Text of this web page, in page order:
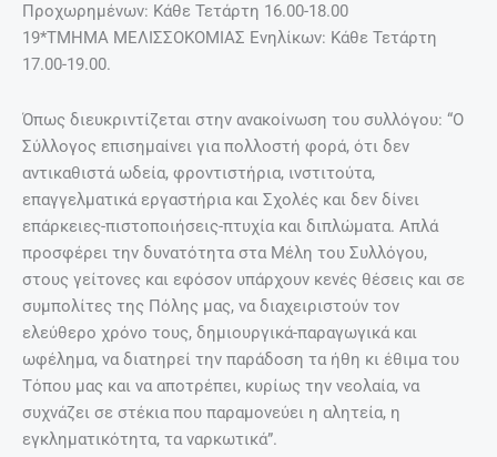
Προχωρημένων: Κάθε Τετάρτη 16.00-18.00
19*ΤΜΗΜΑ ΜΕΛΙΣΣΟΚΟΜΙΑΣ Ενηλίκων: Κάθε Τετάρτη
17.00-19.00.
Όπως διευκριντίζεται στην ανακοίνωση του συλλόγου: “Ο
Σύλλογος επισημαίνει για πολλοστή φορά, ότι δεν
αντικαθιστά ωδεία, φροντιστήρια, ινστιτούτα,
επαγγελματικά εργαστήρια και Σχολές και δεν δίνει
επάρκειες-πιστοποιήσεις-πτυχία και διπλώματα. Απλά
προσφέρει την δυνατότητα στα Μέλη του Συλλόγου,
στους γείτονες και εφόσον υπάρχουν κενές θέσεις και σε
συμπολίτες της Πόλης μας, να διαχειριστούν τον
ελεύθερο χρόνο τους, δημιουργικά-παραγωγικά και
ωφέλημα, να διατηρεί την παράδοση τα ήθη κι έθιμα του
Τόπου μας και να αποτρέπει, κυρίως την νεολαία, να
συχνάζει σε στέκια που παραμονεύει η αλητεία, η
εγκληματικότητα, τα ναρκωτικά”.